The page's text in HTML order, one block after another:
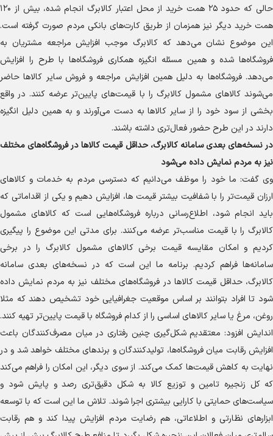
حالی که حدود ۲۵ همت خرید از محل اعتبار کالابرگ انجام شده، بیش از ۱۲۰
همت خرید دیگر نیز همزمان از طریق کارت‌های بانکی مردم صورت گرفته است.
این موضوع نشان می‌دهد که کالابرگ موجب افزایش مراجعه مشتریان به
فروشگاه‌ها شده و همین مسئله انگیزه همکاری فروشگاه‌ها با طرح را افزایش
می‌دهد. فروشگاه‌ها به دلیل همین افزایش مراجعه و فروش سایر کالا‌ها حاضر
می‌شوند کالا‌های مشمول کالابرگ را با قیمت‌های پایین‌تر عرضه کنند. در واقع
بخشی از سود خود را از سایر کالا‌ها به دست می‌آورند و به همین دلیل انگیزه
دارند در این طرح حضور فعال‌تری داشته باشند.
در نسخه‌های بعدی سامانه کالابرگ، حداقل قیمت کالا‌ها در فروشگاه‌های مختلف
نیز به مردم نمایش داده می‌شود
وی گفت: ما خود را موظف می‌دانیم که دسترسی مردم به خدمات و کالا‌های
ارزان قیمت‌تر را با شفافیت بیشتر قیمت ها، افزایش دهیم و یکی از اقداماتی که
باید انجام شود، اطلاع‌رسانی درباره فروشگاه‌هایی است که کالا‌های مشمول
کالابرگ را با قیمت مناسب‌تر عرضه می‌کنند. برای مدتی این موضوع را پیگیری
کردیم و امکان مقایسه قیمت برخی کالا‌های مشمول کالابرگ را در برخی
سامانه‌ها فراهم کردیم. برنامه ما این است که در نسخه‌های بعدی سامانه
کالابرگ، حداقل قیمت کالا‌ها در فروشگاه‌های مختلف نیز به مردم نمایش داده
شود تا افراد بتوانند بر اساس موقعیت جغرافیایی خود تشخیص دهند که مثلا
روغن، مرغ یا سایر کالا‌های اساسی را از کدام فروشگاه با قیمت پایین‌تر تهیه کنند.
اندایش افزود: معتقدیم شکل‌گیری چنین رفتاری در میان مصرف‌کنندگان باعث
افزایش رقابت میان فروشگاه‌ها، تولیدکنندگان و برند‌های مختلف خواهد شد و در
نهایت به کاهش قیمت‌ها کمک می‌کند. از سوی دیگر، این امکان را فراهم می‌کند
که کل زنجیره تامین و توزیع کالا به شکل دقیق‌تری رصد و پایش شود و
سیاست‌های حمایتی با کارایی بیشتری اجرا شوند. تلاش ما این است که با توسعه
ابزار‌های نظارتی و اطلاعاتی، هم رضایت مردم افزایش پیدا کند و هم رقابت